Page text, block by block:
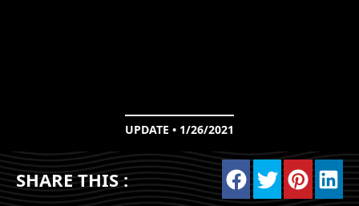
UPDATE • 1/26/2021
SHARE THIS :